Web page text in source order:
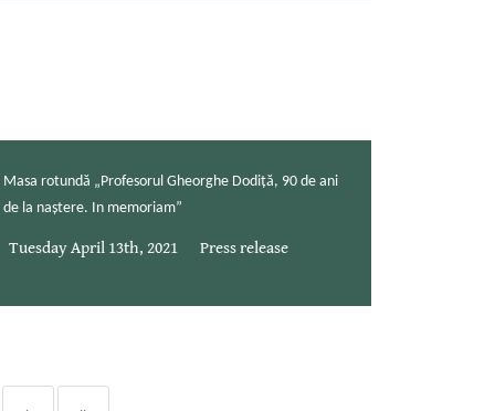
Masa rotundă „Profesorul Gheorghe Dodiță, 90 de ani
de la naștere. In memoriam”
Tuesday April 13th, 2021 Press release